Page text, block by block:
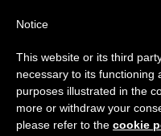
TAG
Posts
Notice
This website or its third
necessary to its functioning
purposes illustrated in the
more or withdraw your
please refer to the cookie